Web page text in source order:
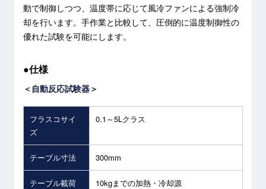
動で制御しつつ、温度帯に応じて風冷ファンによる強制冷
却を行います。手作業と比較して、圧倒的に温度制御性の
優れた試験を可能にします。
●仕様
＜自動反応試験器＞
フラスコサイ
ズ
0.1～5Lクラス
テーブル寸法 300mm
テーブル載荷
10kgまでの加熱・冷却源